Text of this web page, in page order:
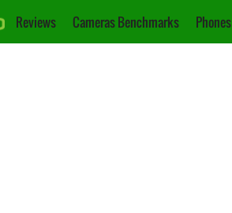
Reviews Cameras Benchmarks Phones